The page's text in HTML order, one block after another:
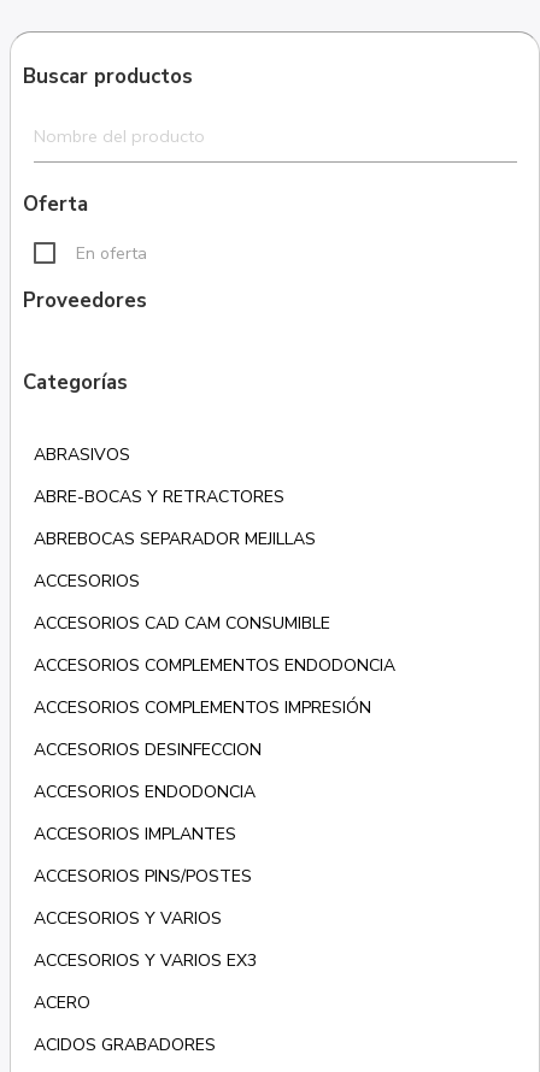
Buscar productos
Oferta
En oferta
Proveedores
Categorías
ABRASIVOS
ABRE-BOCAS Y RETRACTORES
ABREBOCAS SEPARADOR MEJILLAS
ACCESORIOS
ACCESORIOS CAD CAM CONSUMIBLE
ACCESORIOS COMPLEMENTOS ENDODONCIA
ACCESORIOS COMPLEMENTOS IMPRESIÓN
ACCESORIOS DESINFECCION
ACCESORIOS ENDODONCIA
ACCESORIOS IMPLANTES
ACCESORIOS PINS/POSTES
ACCESORIOS Y VARIOS
ACCESORIOS Y VARIOS EX3
ACERO
ACIDOS GRABADORES